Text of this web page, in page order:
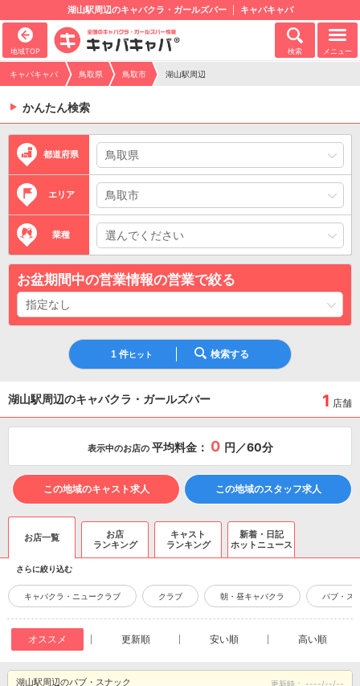
湖山駅周辺のキャバクラ・ガールズバー キャバキャバ
地域TOP 検索 メニュー
キャバキャバ 鳥取県 鳥取市 湖山駅周辺
かんたん検索
都道府県
エリア
業種
お盆期間中の営業情報の営業で絞る
1 件ヒット 検索する
湖山駅周辺のキャバクラ・ガールズバー 1 店舗
表示中のお店の 平均料金： 0 円／60分
この地域のキャスト求人 この地域のスタッフ求人
お店一覧
お店
ランキング
キャスト
ランキング
新着・日記
ホットニュース
さらに絞り込む
キャバクラ・ニュークラブ クラブ 朝・昼キャバクラ パブ・ス
オススメ 更新順 安い順 高い順
湖山駅周辺のパブ・スナック 更新時： ----/--/--